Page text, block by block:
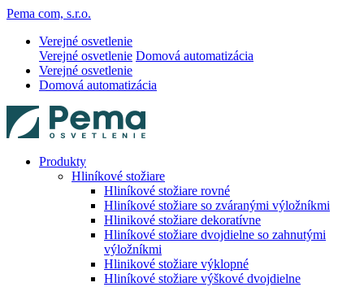
Pema com, s.r.o.
Verejné osvetlenie
Verejné osvetlenie Domová automatizácia
Verejné osvetlenie
Domová automatizácia
Produkty
Hliníkové stožiare
Hliníkové stožiare rovné
Hliníkové stožiare so zváranými výložníkmi
Hlinikové stožiare dekoratívne
Hliníkové stožiare dvojdielne so zahnutými
výložníkmi
Hlinikové stožiare výklopné
Hliníkové stožiare výškové dvojdielne